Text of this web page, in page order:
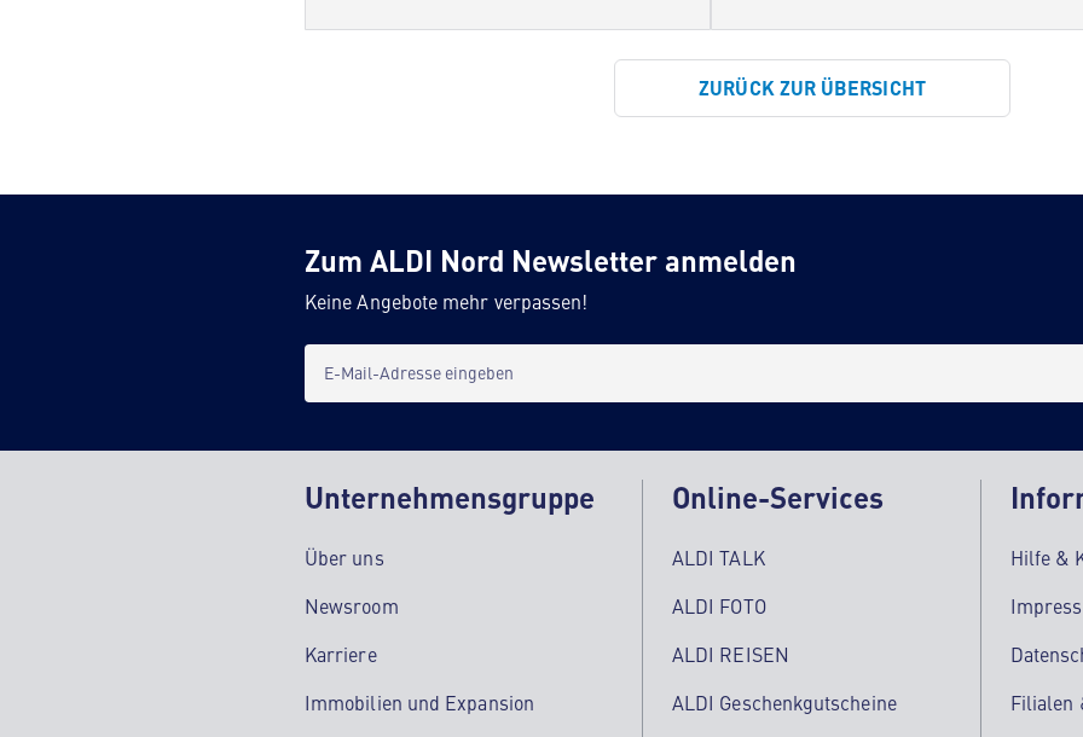
ZURÜCK ZUR ÜBERSICHT
Zum ALDI Nord Newsletter anmelden
Keine Angebote mehr verpassen!
E-Mail-Adresse eingeben
Unternehmensgruppe
Über uns
Newsroom
Karriere
Immobilien und Expansion
Online-Services
ALDI TALK
ALDI FOTO
ALDI REISEN
ALDI Geschenkgutscheine
Hilfe &
Filialen